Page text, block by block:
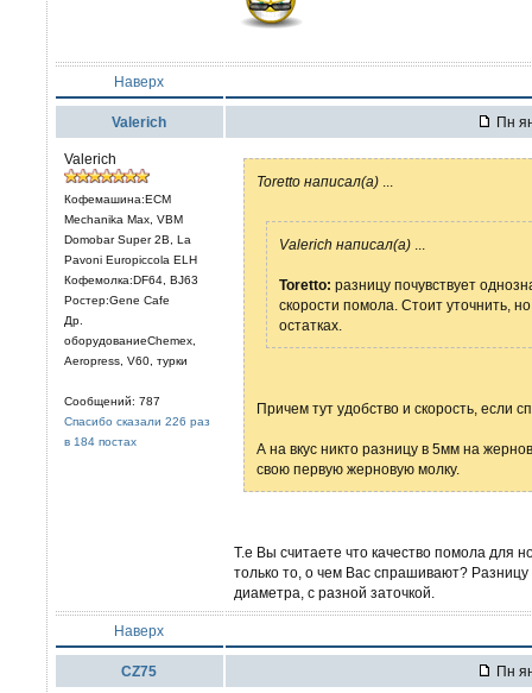
Наверх
Valerich Пн
Valerich
Кофемашина:ECM
Mechanika Max, VBM
Domobar Super 2B, La
Pavoni Europiccola ELH
Кофемолка:DF64, BJ63
Ростер:Gene Cafe
Др.
оборудованиеChemex,
Aeropress, V60, турки
Сообщений: 787
Спасибо сказали 226 раз
в 184 постах
Toretto написал(а)
Valerich написал(а)
Toretto: разницу почувствует
скорости помола. Стоит уточнить,
остатках.
Причем тут удобство и скорость, если
А на вкус никто разницу в 5мм на
свою первую жерновую молку.
Т.е Вы считаете что качество помола для
только то, о чем Вас спрашивают?
диаметра, с разной заточкой.
Наверх
CZ75 Пн